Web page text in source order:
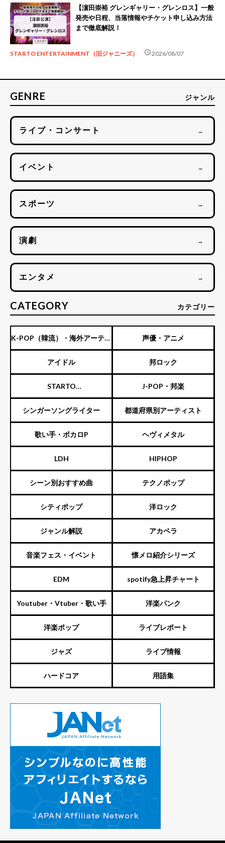
【濵田崇裕 グレンギャリー・グレンロス】一般
発売や日程、当落情報やチケット申し込み方法
まで徹底解説！
STARTO ENTERTAINMENT（旧ジャニーズ） schedule2026/08/07
GENRE ジャンル
ライブ・コンサート →
イベント →
スポーツ →
演劇 →
エンタメ →
CATEGORY カテゴリー
K-POP（韓流）・海外アーティ
スト
声優・アニメ
アイドル 邦ロック
STARTO
ENTERTAINMENT（旧ジャニ
ーズ）
J-POP・邦楽
シンガーソングライター 都道府県別アーティスト
歌い手・ボカロP ヘヴィメタル
LDH HIPHOP
シーン別おすすめ曲 テクノポップ
シティポップ 洋ロック
ジャンル解説 アカペラ
音楽フェス・イベント 懐メロ紹介シリーズ
EDM spotify急上昇チャート
Youtuber・Vtuber・歌い手 洋楽パンク
洋楽ポップ ライブレポート
ジャズ ライブ情報
ハードコア 用語集